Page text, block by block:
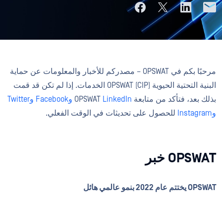
مرحبًا بكم في OPSWAT – مصدركم للأخبار والمعلومات عن حماية
البنية التحتية الحيوية (CIP) OPSWAT الخدمات. إذا لم تكن قد قمت
بذلك بعد، فتأكد من متابعة OPSWAT LinkedIn وFacebook
وTwitter
وInstagram
للحصول على تحديثات في الوقت الفعلي.
OPSWAT خبر
OPSWAT يختتم عام 2022 بنمو عالمي هائل